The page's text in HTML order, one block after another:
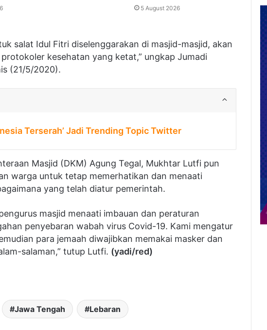
5 August 2026
salat Idul Fitri diselenggarakan di masjid-masjid, akan
kesehatan yang ketat,” ungkap Jumadi
(21/5/2020).
Terserah’ Jadi Trending Topic Twitter
Masjid (DKM) Agung Tegal, Mukhtar Lutfi pun
warga untuk tetap memerhatikan dan menaati
yang telah diatur pemerintah.
masjid menaati imbauan dan peraturan
penyebaran wabah virus Covid-19. Kami mengatur
para jemaah diwajibkan memakai masker dan
salaman,” tutup Lutfi. (yadi/red)
Jawa Tengah Lebaran